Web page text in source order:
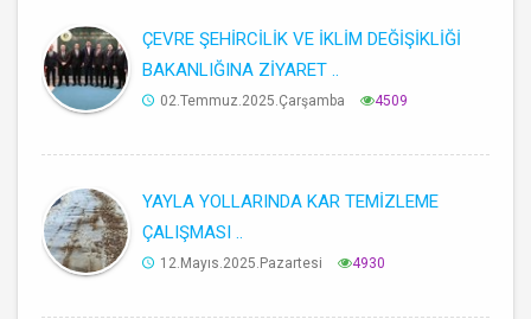
ÇEVRE ŞEHİRCİLİK VE İKLİM DEĞİŞİKLİĞİ
BAKANLIĞINA ZİYARET ..
02.Temmuz.2025.Çarşamba 4509
YAYLA YOLLARINDA KAR TEMİZLEME
ÇALIŞMASI ..
12.Mayıs.2025.Pazartesi 4930